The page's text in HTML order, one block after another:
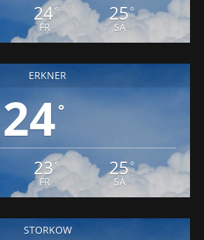
24°
FR
25°
SA
ERKNER
24°
23°
FR
25°
SA
STORKOW